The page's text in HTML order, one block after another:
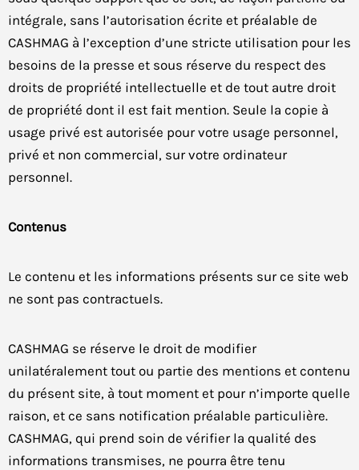
Proposez la
complexe.
intégrale, sans l’autorisation écrite et préalable de
CASHMAG à l’exception d’une stricte utilisation pour les
besoins de la presse et sous réserve du respect des
droits de propriété intellectuelle et de tout autre droit
de propriété dont il est fait mention. Seule la copie à
usage privé est autorisée pour votre usage personnel,
privé et non commercial, sur votre ordinateur
personnel.
Contenus
Le contenu et les informations présents sur ce site web
ne sont pas contractuels.
CASHMAG se réserve le droit de modifier
unilatéralement tout ou partie des mentions et contenu
du présent site, à tout moment et pour n’importe quelle
raison, et ce sans notification préalable particulière.
CASHMAG, qui prend soin de vérifier la qualité des
informations transmises, ne pourra être tenu